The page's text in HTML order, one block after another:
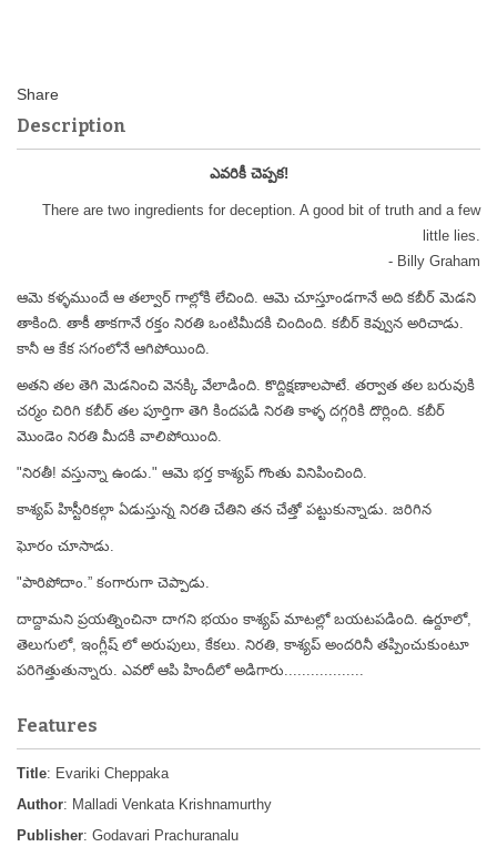
Description
ఎవరికీ చెప్పక!
There are two ingredients for deception. A good bit of truth and a few
little lies.
- Billy Graham
ఆమె కళ్ళముందే ఆ తల్వార్ గాల్లోకి లేచింది. ఆమె చూస్తూండగానే అది కబీర్ మెడని
తాకింది. తాకీ తాకగానే రక్తం నిరతి ఒంటిమీదకి చిందింది. కబీర్ కెవ్వున అరిచాడు.
కానీ ఆ కేక సగంలోనే ఆగిపోయింది.
అతని తల తెగి మెడనించి వెనక్కి వేలాడింది. కొద్దిక్షణాలపాటే. తర్వాత తల బరువుకి
చర్మం చిరిగి కబీర్ తల పూర్తిగా తెగి కిందపడి నిరతి కాళ్ళ దగ్గరికి దొర్లింది. కబీర్
మొండెం నిరతి మీదకి వాలిపోయింది.
"నిరతీ! వస్తున్నా ఉండు." ఆమె భర్త కాశ్యప్ గొంతు వినిపించింది.
కాశ్యప్ హిస్టీరికల్గా ఏడుస్తున్న నిరతి చేతిని తన చేత్తో పట్టుకున్నాడు. జరిగిన
ఘోరం చూసాడు.
"పారిపోదాం.” కంగారుగా చెప్పాడు.
దాద్దామని ప్రయత్నించినా దాగని భయం కాశ్యప్ మాటల్లో బయటపడింది. ఉర్దూలో,
తెలుగులో, ఇంగ్లీష్ లో అరుపులు, కేకలు. నిరతి, కాశ్యప్ అందరినీ తప్పించుకుంటూ
పరిగెత్తుతున్నారు. ఎవరో ఆపి హిందీలో అడిగారు..................
Features
Title: Evariki Cheppaka
Author: Malladi Venkata Krishnamurthy
Publisher: Godavari Prachuranalu